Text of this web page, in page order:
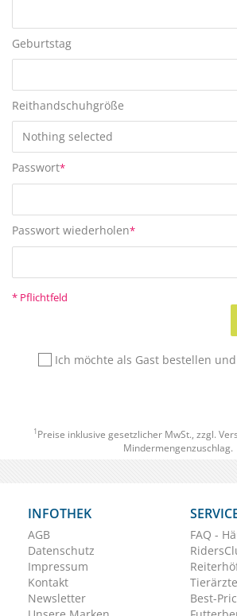
Geburtstag
Reithandschuhgröße
Nothing selected
Passwort*
Passwort wiederholen*
* Pflichtfeld
Ich möchte als Gast bestellen
1 Preise inklusive gesetzlicher MwSt., zzgl.
Mindermengenzuschlag.
INFOTHEK
AGB
Datenschutz
Impressum
Kontakt
Newsletter
FAQ -
Tierärzte
Best-